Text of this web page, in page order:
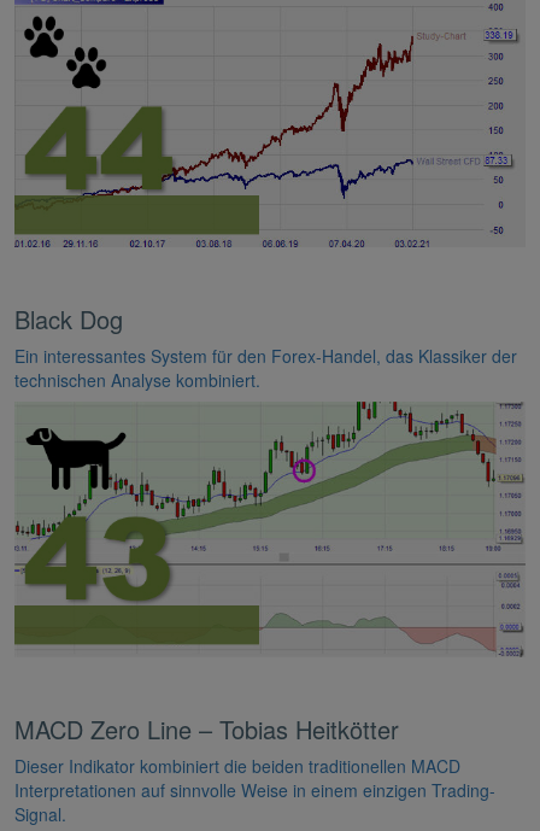
Black Dog
Ein interessantes System für den Forex-Handel, das Klassiker der
technischen Analyse kombiniert.
MACD Zero Line – Tobias Heitkötter
Dieser Indikator kombiniert die beiden traditionellen MACD
Interpretationen auf sinnvolle Weise in einem einzigen Trading-
Signal.